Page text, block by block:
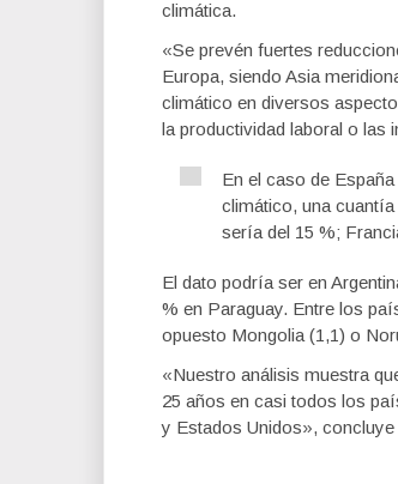
climática.
«Se prevén fuertes
Europa, siendo Asia
climático en diversos
la productividad laboral o las
En el caso de
climático, una
sería del 15 %;
El dato podría ser en
% en Paraguay. Entre los
opuesto Mongolia (1,1) o
«Nuestro análisis muestra
25 años en casi todos los
y Estados Unidos», concluye